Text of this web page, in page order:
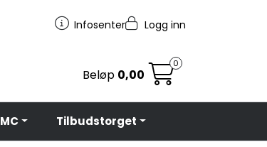
Infosenter Logg inn
Beløp 0,00
0
MC Tilbudstorget